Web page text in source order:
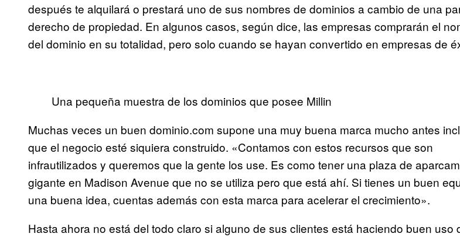
después te alquilará o prestará uno de sus nombres de dominios a cambio de una
derecho de propiedad. En algunos casos, según dice, las empresas comprarán el
del dominio en su totalidad, pero solo cuando se hayan convertido en empresas de
Una pequeña muestra de los dominios que posee Millin
Muchas veces un buen dominio.com supone una muy buena marca mucho antes
que el negocio esté siquiera construido. «Contamos con estos recursos que son
infrautilizados y queremos que la gente los use. Es como tener una plaza de
gigante en Madison Avenue que no se utiliza pero que está ahí. Si tienes un buen
una buena idea, cuentas además con esta marca para acelerar el crecimiento».
Hasta ahora no está del todo claro si alguno de sus clientes está haciendo buen uso